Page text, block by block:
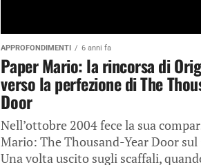
APPROFONDIMENTI 6 anni fa
Paper Mario: la rincorsa di
verso la perfezione di The
Door
Nell’ottobre 2004 fece la sua
Mario: The Thousand-Year Door sul
Una volta uscito sugli scaffali,